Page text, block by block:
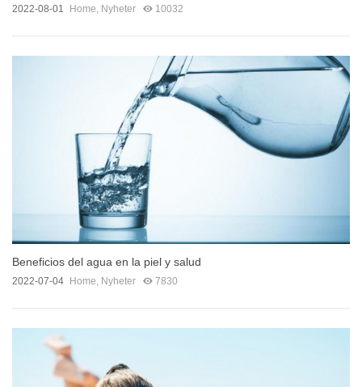
2022-08-01 Home Nyheter 10032
Beneficios del agua en la piel y salud
2022-07-04 Home, Nyheter 7830